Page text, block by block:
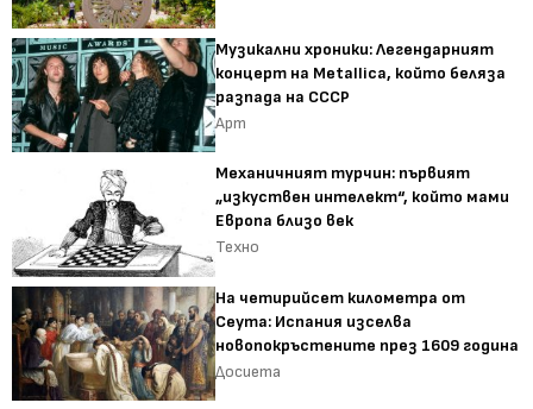
Музикални хроники: Легендарният
концерт на Metallica, който беляза
разпада на СССР
Арт
Механичният турчин: първият
„изкуствен интелект“, който мами
Европа близо век
Техно
На четирийсет километра от
Сеута: Испания изселва
новопокръстените през 1609 година
Досиета